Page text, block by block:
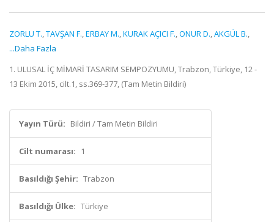
ZORLU T.,TAVŞAN F.,ERBAY M.,KURAK AÇICI F.,ONUR D.,AKGÜL B.,
...Daha Fazla
1. ULUSAL İÇ MİMARİ TASARIM SEMPOZYUMU, Trabzon, Türkiye, 12 -
13 Ekim 2015, cilt.1, ss.369-377, (Tam Metin Bildiri)
Yayın Türü: Bildiri / Tam Metin Bildiri
Cilt numarası: 1
Basıldığı Şehir: Trabzon
Basıldığı Ülke: Türkiye